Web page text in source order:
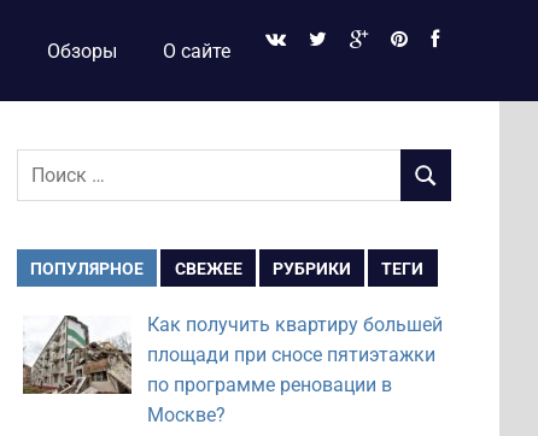
Обзоры О сайте
Поиск
ПОИСК
ПОПУЛЯРНОЕ СВЕЖЕЕ РУБРИКИ ТЕГИ
Как получить квартиру большей
площади при сносе пятиэтажки
по программе реновации в
Москве?